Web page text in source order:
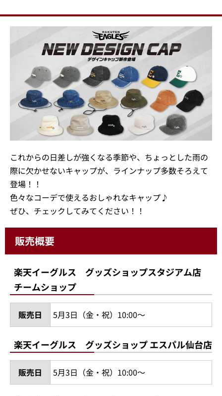
これからの日差しが強くなる季節や、ちょっとした雨の
際に欠かせないキャップが、ラインナップ多数そろえて
登場！！
色々なコーデで使えるおしゃれなキャップ♪
ぜひ、チェックしてみてください！！
販売概要
楽天イーグルス グッズショップスタジアム店
チームショップ
販売日 5月3日（金・祝）10:00～
楽天イーグルス グッズショップ エスパル仙台店
販売日 5月3日（金・祝）10:00～